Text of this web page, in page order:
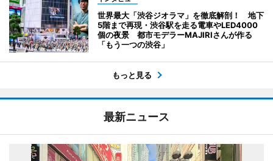
世界最大「渋谷ジオラマ」を徹底解剖！ 地下
5階まで再現・渋谷駅を走る電車やLED4000
個の夜景 都市モデラーMAJIRIさんが作る
「もう一つの渋谷」
もっと見る
最新ニュース